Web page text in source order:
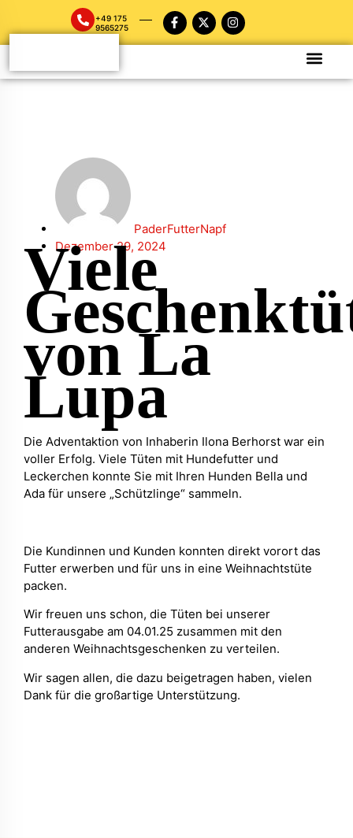
+49 175
9565275
PaderFutterNapf
Dezember 29, 2024
Viele
von La
Lupa
Die Adventaktion von Inhaberin Ilona Berhorst war ein
voller Erfolg. Viele Tüten mit Hundefutter und
Leckerchen konnte Sie mit Ihren Hunden Bella und
Ada für unsere „Schützlinge“ sammeln.
Die Kundinnen und Kunden konnten direkt vorort das
Futter erwerben und für uns in eine Weihnachtstüte
packen.
Wir freuen uns schon, die Tüten bei unserer
Futterausgabe am 04.01.25 zusammen mit den
anderen Weihnachtsgeschenken zu verteilen.
Wir sagen allen, die dazu beigetragen haben, vielen
Dank für die großartige Unterstützung.